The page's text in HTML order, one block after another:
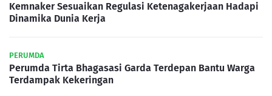
Kemnaker Sesuaikan Regulasi Ketenagakerjaan Hadapi
Dinamika Dunia Kerja
PERUMDA
Perumda Tirta Bhagasasi Garda Terdepan Bantu Warga
Terdampak Kekeringan